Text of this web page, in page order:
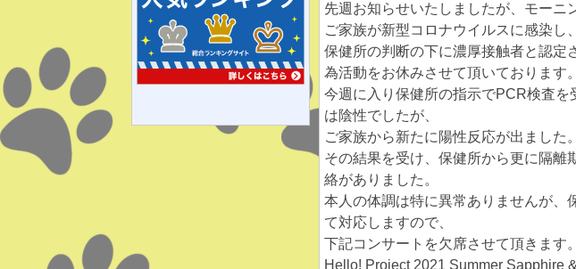
先週お知らせいたしましたが、モーニ
ご家族が新型コロナウイルスに感染し、
保健所の判断の下に濃厚接触者と認定
為活動をお休みさせて頂いております。
今週に入り保健所の指示でPCR検査を
は陰性でしたが、
ご家族から新たに陽性反応が出ました。
その結果を受け、保健所から更に隔離
絡がありました。
本人の体調は特に異常ありませんが、
て対応しますので、
下記コンサートを欠席させて頂きます。
Hello! Project 2021 Summer Sapphire